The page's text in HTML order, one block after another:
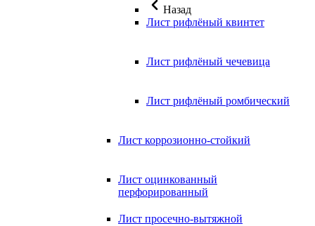
Назад
Лист рифлёный квинтет
Лист рифлёный чечевица
Лист рифлёный ромбический
Лист коррозионно-стойкий
Лист оцинкованный
перфорированный
Лист просечно-вытяжной